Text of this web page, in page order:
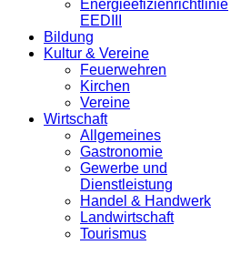
Energieefizienrichtlinie
EEDIII
Bildung
Kultur & Vereine
Feuerwehren
Kirchen
Vereine
Wirtschaft
Allgemeines
Gastronomie
Gewerbe und
Dienstleistung
Handel & Handwerk
Landwirtschaft
Tourismus